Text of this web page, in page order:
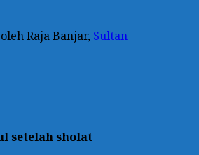
Raja Banjar, Sultan
setelah sholat